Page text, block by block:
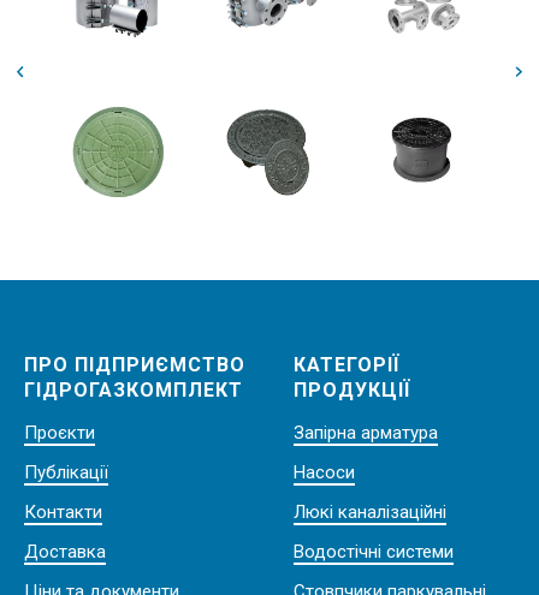
ПРО ПІДПРИЄМСТВО
ГІДРОГАЗКОМПЛЕКТ
Проєкти
Публікації
Контакти
Доставка
КАТЕГОРІЇ
ПРОДУКЦІЇ
Запірна арматура
Насоси
Люкі каналізаційні
Водостічні системи